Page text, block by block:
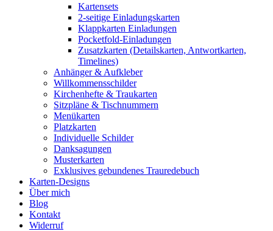
Kartensets
2-seitige Einladungskarten
Klappkarten Einladungen
Pocketfold-Einladungen
Zusatzkarten (Detailskarten, Antwortkarten,
Timelines)
Anhänger & Aufkleber
Willkommensschilder
Kirchenhefte & Traukarten
Sitzpläne & Tischnummern
Menükarten
Platzkarten
Individuelle Schilder
Danksagungen
Musterkarten
Exklusives gebundenes Trauredebuch
Karten-Designs
Über mich
Blog
Kontakt
Widerruf